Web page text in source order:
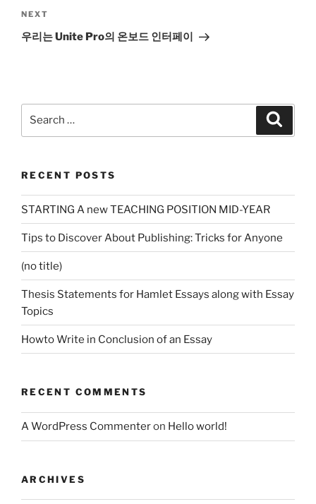
Next
Post
NEXT
우리는 Unite Pro의 온보드 인터페이
RECENT POSTS
STARTING A new TEACHING POSITION MID-YEAR
Tips to Discover About Publishing: Tricks for Anyone
(no title)
Thesis Statements for Hamlet Essays along with Essay
Topics
Howto Write in Conclusion of an Essay
RECENT COMMENTS
A WordPress Commenteron Hello world!
ARCHIVES